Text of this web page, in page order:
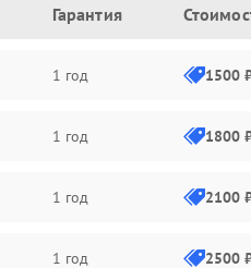
Гарантия
1 год 1500
1 год 1800
1 год 2100
1 год 2500